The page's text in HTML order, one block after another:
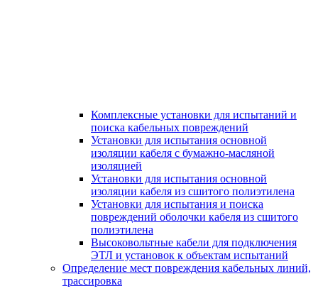
Комплексные установки для испытаний и
поиска кабельных повреждений
Установки для испытания основной
изоляции кабеля с бумажно-масляной
изоляцией
Установки для испытания основной
изоляции кабеля из сшитого полиэтилена
Установки для испытания и поиска
повреждений оболочки кабеля из сшитого
полиэтилена
Высоковольтные кабели для подключения
ЭТЛ и установок к объектам испытаний
Определение мест повреждения кабельных линий,
трассировка